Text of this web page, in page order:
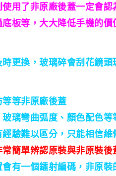
用了非原廠後蓋一定會
板等，大大降低手機的價
更換，玻璃碎會刮花鏡
等非原廠後蓋
璃彎曲弧度、顏色配色
驗難以區分，只能相信維
簡單辨認原裝與非原裝後
有一個鐳射編碼，非原裝